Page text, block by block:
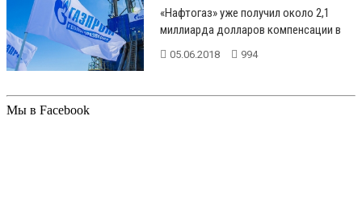
«Нафтогаз» уже получил около 2,1
миллиарда долларов компенсации в
виде оплаты за газ, ко...
05.06.2018 994
Мы в Facebook